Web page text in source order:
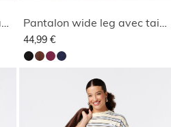
Pantalon fuselé à taille élastique Pantalon wide leg avec taille élastique
44,99 €